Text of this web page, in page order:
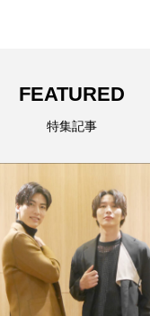
FEATURED
特集記事